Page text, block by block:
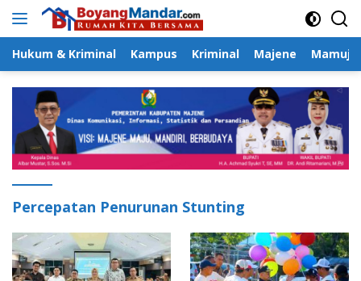
Langsung
Hukum & Kriminal Kampus Kriminal Majene Mamuju
Percepatan Penurunan Stunting